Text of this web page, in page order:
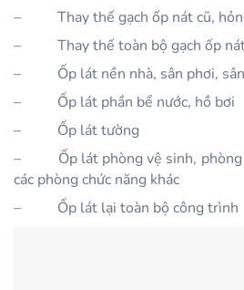
–
Thay thế gạch ốp nát cũ,
–
Thay thế toàn bộ gạch ốp
–
Ốp lát nền nhà, sân phơi,
–
Ốp lát phần bể nước, hồ bơi
–
Ốp lát tường
–
Ốp lát phòng vệ sinh,
các phòng chức năng khác
–
Ốp lát lại toàn bộ công trình